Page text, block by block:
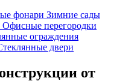
фонари Зимние сады
Офисные перегородки
ограждения
двери
от